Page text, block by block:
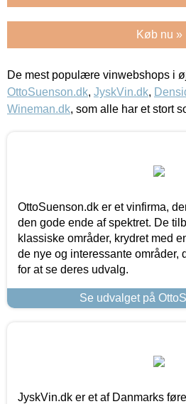
Køb nu »
De mest populære vinwebshops i
OttoSuenson.dk, JyskVin.dk,
Wineman.dk, som alle har et stort
OttoSuenson.dk er et vinfirma,
den gode ende af spektret. De
klassiske områder, krydret med
de nye og interessante områder,
for at se deres udvalg.
Se udvalget på
JyskVin.dk er et af Danmarks